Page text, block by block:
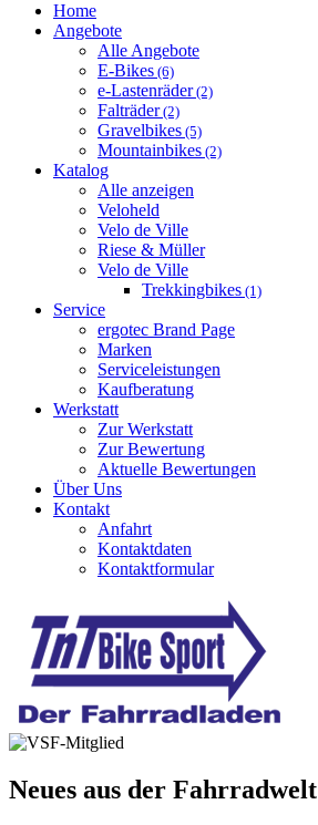
Home
Angebote
Alle Angebote
E-Bikes (6)
e-Lastenräder(2)
Falträder(2)
Gravelbikes (5)
Mountainbikes (2)
Katalog
Alle anzeigen
Veloheld
Velo de Ville
Riese & Müller
Velo de Ville
Trekkingbikes (1)
Service
ergotec Brand Page
Marken
Serviceleistungen
Kaufberatung
Werkstatt
Zur Werkstatt
Zur Bewertung
Aktuelle Bewertungen
Über Uns
Kontakt
Anfahrt
Kontaktdaten
Kontaktformular
Neues aus der Fahrradwelt